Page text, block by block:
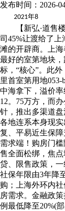
发布时间：2026-
2021年8
【新弘·道售楼
司45%让渡给了
滩的开辟商。上
最好的室第地块
标，“核心”。此
里首室第用地053-
中海拿下，溢价
12。75万方，而
针，推出多渠道
各地连系本身现
复、平易近生保
需求端！购房门
售全面松绑，焦
贷、限售政策，
社保年限由3年降
购；上海外环内
房需求。金融政
例最低降至20%(